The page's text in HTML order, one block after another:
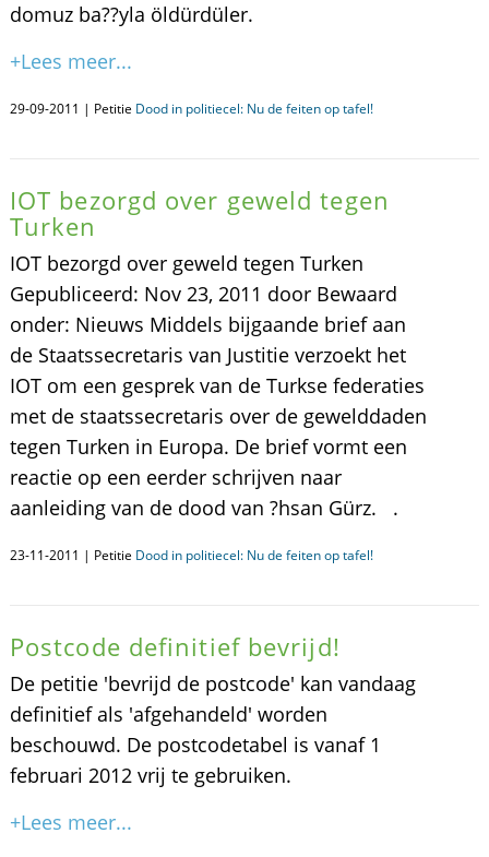
domuz ba??yla öldürdüler.
+Lees meer...
29-09-2011 | Petitie Dood in politiecel: Nu de feiten op tafel!
IOT bezorgd over geweld tegen
Turken
IOT bezorgd over geweld tegen Turken
Gepubliceerd: Nov 23, 2011 door Bewaard
onder: Nieuws Middels bijgaande brief aan
de Staatssecretaris van Justitie verzoekt het
IOT om een gesprek van de Turkse federaties
met de staatssecretaris over de gewelddaden
tegen Turken in Europa. De brief vormt een
reactie op een eerder schrijven naar
aanleiding van de dood van ?hsan Gürz. .
23-11-2011 | Petitie Dood in politiecel: Nu de feiten op tafel!
Postcode definitief bevrijd!
De petitie 'bevrijd de postcode' kan vandaag
definitief als 'afgehandeld' worden
beschouwd. De postcodetabel is vanaf 1
februari 2012 vrij te gebruiken.
+Lees meer...